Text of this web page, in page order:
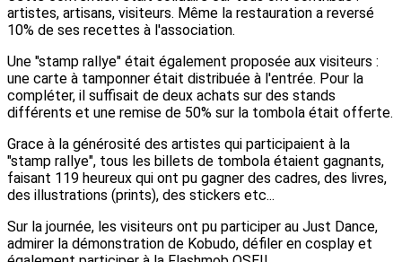
artistes, artisans, visiteurs. Même la restauration a reversé
10% de ses recettes à l'association.
Une "stamp rallye" était également proposée aux visiteurs :
une carte à tamponner était distribuée à l'entrée. Pour la
compléter, il suffisait de deux achats sur des stands
différents et une remise de 50% sur la tombola était offerte.
Grace à la générosité des artistes qui participaient à la
"stamp rallye", tous les billets de tombola étaient gagnants,
faisant 119 heureux qui ont pu gagner des cadres, des livres,
des illustrations (prints), des stickers etc...
Sur la journée, les visiteurs ont pu participer au Just Dance,
admirer la démonstration de Kobudo, défiler en cosplay et